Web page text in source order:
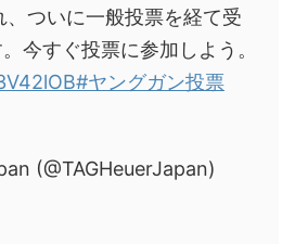
ついに一般投票を経て受
今すぐ投票に参加しよう。
#ヤングガン投票
(@TAGHeuerJapan)